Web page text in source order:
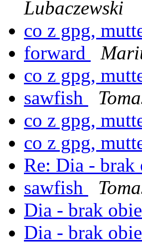
Lubaczewski
co z gpg,
forward
co z gpg,
sawfish
co z gpg,
co z gpg,
Re: Dia -
sawfish
Dia - brak
Dia - brak